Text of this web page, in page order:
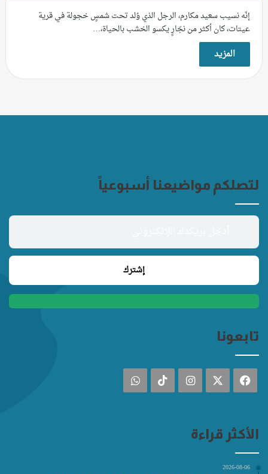
إنّه نسيب سعيد مكارم، الرجل الذي وُلد تحت شمسٍ خجولة في قرية
عيتات، كان أكثر من نجّارٍ يكسو الخشب بالحياة،…
المزيد
لتصلكم مواضيعنا أسبوعياً
تابعونا
فيسبوك انستقرام ‫TikTokواتساب
الأكثر قراءة
2026-08-06